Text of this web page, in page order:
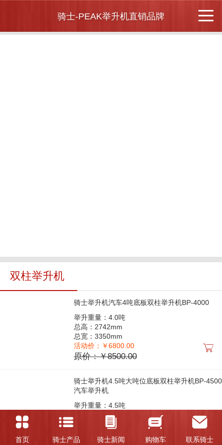
骑士-PEAK举升机直销品牌
双柱举升机
骑士举升机汽车4吨底板双柱举升机BP-4000
举升重量：4.0吨
总高：2742mm
总宽：3350mm
活动价：￥6800.00
原价：￥8500.00
骑士举升机4.5吨大吨位底板双柱举升机BP-4500
汽车举升机
举升重量：4.5吨
总高：2841mm
总宽：3460mm
首页 骑士产品 骑士新闻 购物车 联系骑士